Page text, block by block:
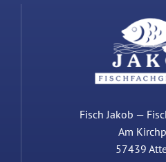
Fisch Jakob —
Am
57439